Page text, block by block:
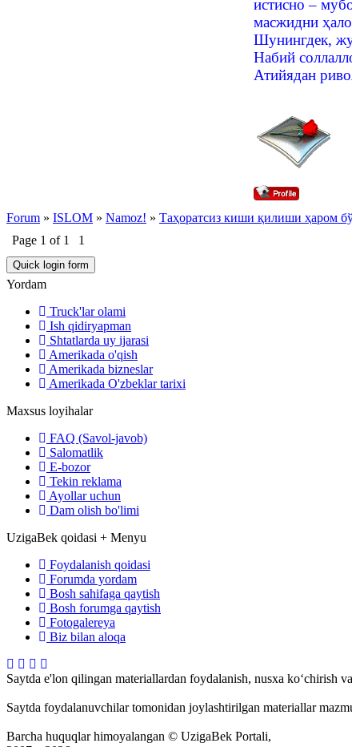
истисно –
масжидни
Шунингдек,
Набий
Атийядан
Forum » ISLOM » Namoz! » Таҳоратсиз киши қилиши ҳаром
Page 1 of 1
1
Yordam
Truck'lar olami
Ish qidiryapman
Shtatlarda uy ijarasi
Amerikada o'qish
Amerikada bizneslar
Amerikada O'zbeklar tarixi
Maxsus loyihalar
FAQ (Savol-javob)
Salomatlik
E-bozor
Tekin reklama
Ayollar uchun
Dam olish bo'limi
UzigaBek qoidasi + Menyu
Foydalanish qoidasi
Forumda yordam
Bosh sahifaga qaytish
Bosh forumga qaytish
Fotogalereya
Biz bilan aloqa
Saytda e'lon qilingan materiallardan foydalanish, nusxa ko‘chirish
Saytda foydalanuvchilar tomonidan joylashtirilgan materiallar
Barcha huquqlar himoyalangan © UzigaBek Portali,